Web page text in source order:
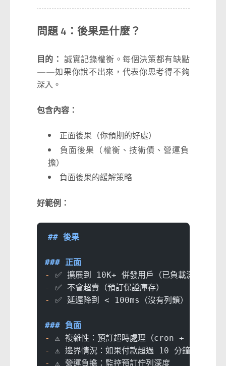
問題 4：後果是什麼？
目的： 誠實記錄權衡。每個決策都有缺點
——如果你說不出來，代表你思考得不夠
深入。
包含內容：
正面後果（你預期的好處）
負面後果（權衡、技術債、營運負
擔）
負面後果的緩解策略
好範例：
## 後果
### 正面
-
✅ 擴展到 10K+ 併發用戶（已負載測試）
-
✅ 不會超賣（預訂保證庫存）
-
✅ 延遲降到 < 100ms（沒有列鎖）
### 負面
-
⚠️ 複雜性：預訂超時處理（cron + Lua 腳本
-
⚠️ 邊界情況：如果付款超過 10 分鐘，用戶失
-
⚠️ 營運負擔：監控預訂佇列深度